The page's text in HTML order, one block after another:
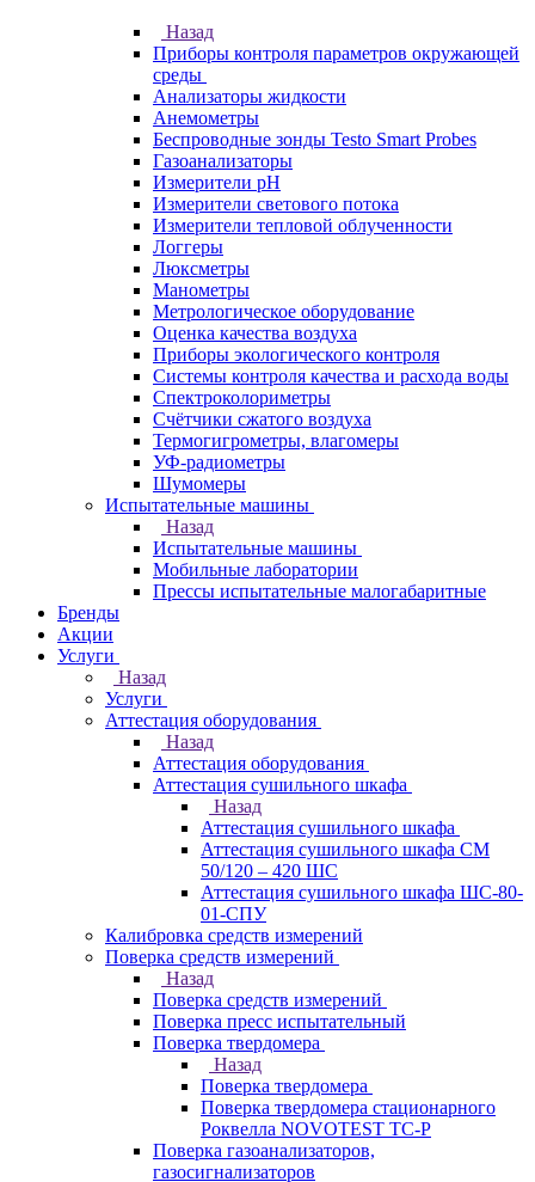
Назад
Приборы контроля параметров окружающей
среды
Анализаторы жидкости
Анемометры
Беспроводные зонды Testo Smart Probes
Газоанализаторы
Измерители pH
Измерители светового потока
Измерители тепловой облученности
Логгеры
Люксметры
Манометры
Метрологическое оборудование
Оценка качества воздуха
Приборы экологического контроля
Системы контроля качества и расхода воды
Спектроколориметры
Счётчики сжатого воздуха
Термогигрометры, влагомеры
УФ-радиометры
Шумомеры
Испытательные машины
Назад
Испытательные машины
Мобильные лаборатории
Прессы испытательные малогабаритные
Бренды
Акции
Услуги
Назад
Услуги
Аттестация оборудования
Назад
Аттестация оборудования
Аттестация сушильного шкафа
Назад
Аттестация сушильного шкафа
Аттестация сушильного шкафа СМ
50/120 – 420 ШС
Аттестация сушильного шкафа ШС-80-
01-СПУ
Калибровка средств измерений
Поверка средств измерений
Назад
Поверка средств измерений
Поверка пресс испытательный
Поверка твердомера
Назад
Поверка твердомера
Поверка твердомера стационарного
Роквелла NOVOTEST TС-Р
Поверка газоанализаторов,
газосигнализаторов